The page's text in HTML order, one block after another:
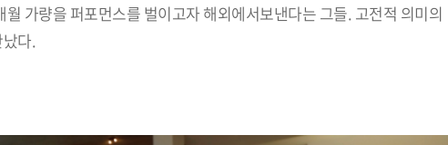
가량을 퍼포먼스를 벌이고자 해외에서보낸다는 그들. 고전적 의미의
다.